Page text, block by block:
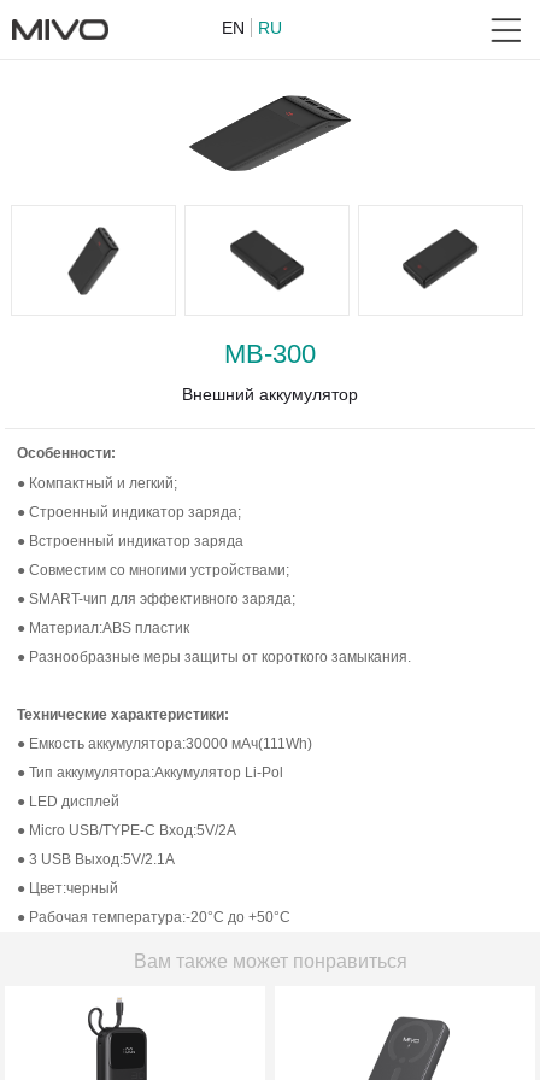
EN RU
MB-300
Внешний аккумулятор
Особенности:
● Компактный и легкий;
● Строенный индикатор заряда;
● Встроенный индикатор заряда
● Совместим со многими устройствами;
● SMART-чип для эффективного заряда;
● Материал:ABS пластик
● Разнообразные меры защиты от короткого замыкания.
Технические характеристики:
● Емкость аккумулятора:30000 мАч(111Wh)
● Тип аккумулятора:Аккумулятор Li-Pol
● LED дисплей
● Micro USB/TYPE-C Вход:5V/2А
● 3 USB Выход:5V/2.1А
● Цвет:черный
● Рабочая температура:-20°С до +50°С
Вам также может понравиться